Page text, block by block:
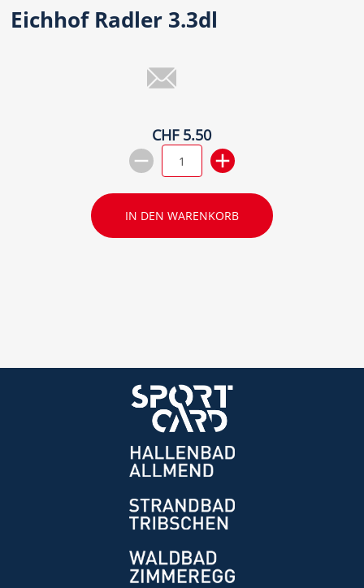
Eichhof Radler 3.3dl
CHF 5.50
IN DEN WARENKORB